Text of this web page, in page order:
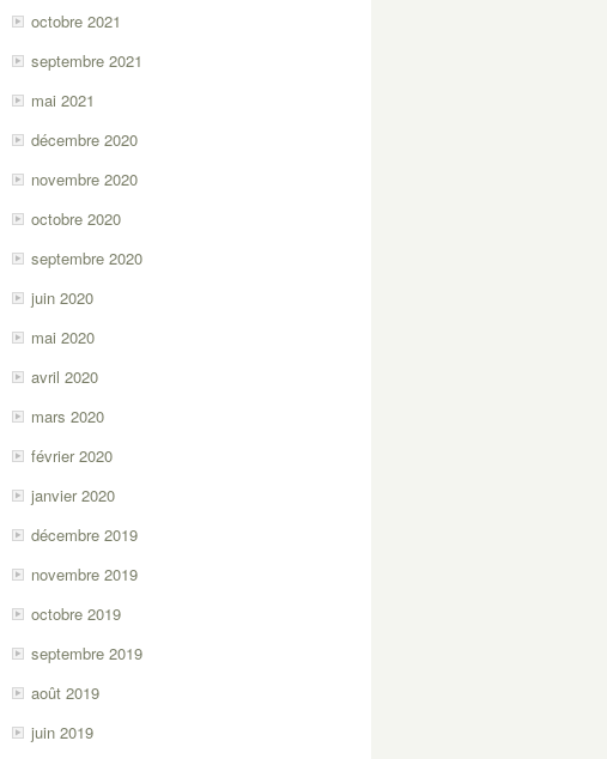
octobre 2021
septembre 2021
mai 2021
décembre 2020
novembre 2020
octobre 2020
septembre 2020
juin 2020
mai 2020
avril 2020
mars 2020
février 2020
janvier 2020
décembre 2019
novembre 2019
octobre 2019
septembre 2019
août 2019
juin 2019